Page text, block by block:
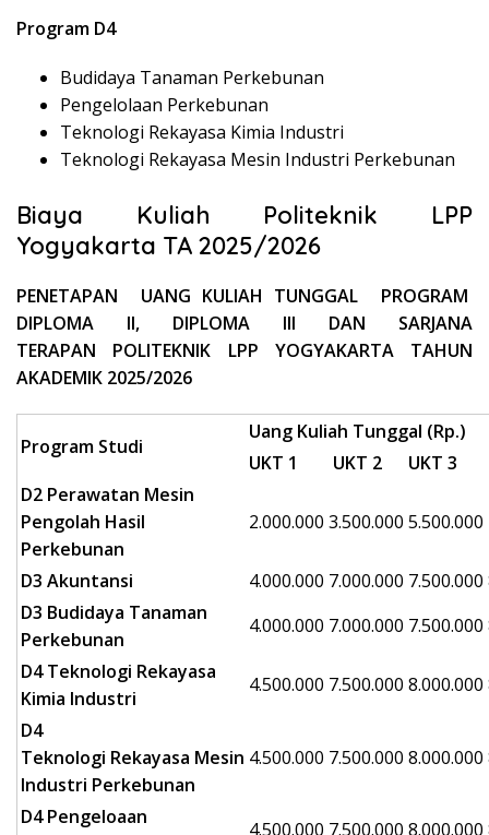
Program D4
Budidaya Tanaman Perkebunan
Pengelolaan Perkebunan
Teknologi Rekayasa Kimia Industri
Teknologi Rekayasa Mesin Industri Perkebunan
Biaya Kuliah Politeknik LPP
Yogyakarta TA 2025/2026
PENETAPAN UANG KULIAH TUNGGAL PROGRAM
DIPLOMA II, DIPLOMA III DAN SARJANA
TERAPAN POLITEKNIK LPP YOGYAKARTA TAHUN
AKADEMIK 2025/2026
Program Studi
Uang Kuliah Tunggal (Rp.)
UKT 1
UKT 2 UKT 3
D2 Perawatan Mesin
Pengolah Hasil
Perkebunan
2.000.000 3.500.000 5.500.000
D3 Akuntansi 4.000.000 7.000.000 7.500.000
D3 Budidaya Tanaman
Perkebunan
4.000.000 7.000.000 7.500.000
D4 Teknologi Rekayasa
Kimia Industri
4.500.000 7.500.000 8.000.000
D4
Teknologi Rekayasa Mesin
Industri Perkebunan
4.500.000 7.500.000 8.000.000
D4 Pengeloaan
4.500.000 7.500.000 8.000.000